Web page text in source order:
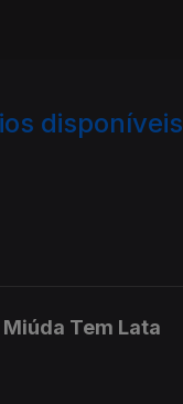
disponíveis
Tem Lata